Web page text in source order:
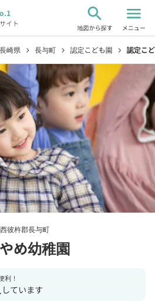
イト
search
地図から探す
menu
メニュー
長崎県 chevron_right 長与町 chevron_right 認定こども園 chevron_right 認定こ
彼杵郡長与町
め幼稚園
利！
ています